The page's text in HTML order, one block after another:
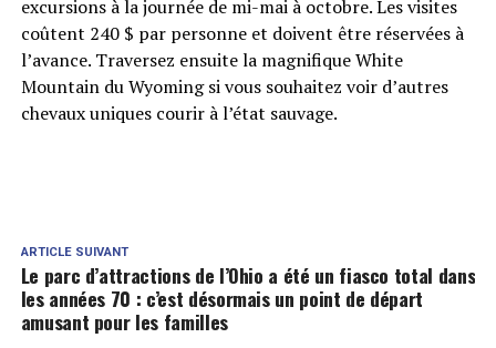
excursions à la journée de mi-mai à octobre. Les visites
coûtent 240 $ par personne et doivent être réservées à
l’avance. Traversez ensuite la magnifique White
Mountain du Wyoming si vous souhaitez voir d’autres
chevaux uniques courir à l’état sauvage.
ARTICLE SUIVANT
Le parc d’attractions de l’Ohio a été un fiasco total dans
les années 70 : c’est désormais un point de départ
amusant pour les familles